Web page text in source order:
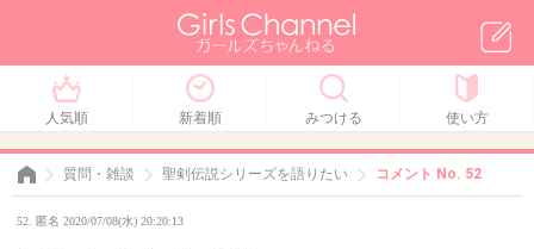
人気順 新着順 みつける 使い方
質問・雑談 聖剣伝説シリーズを語りたい コメント No. 52
52. 匿名 2020/07/08(水) 20:20:13